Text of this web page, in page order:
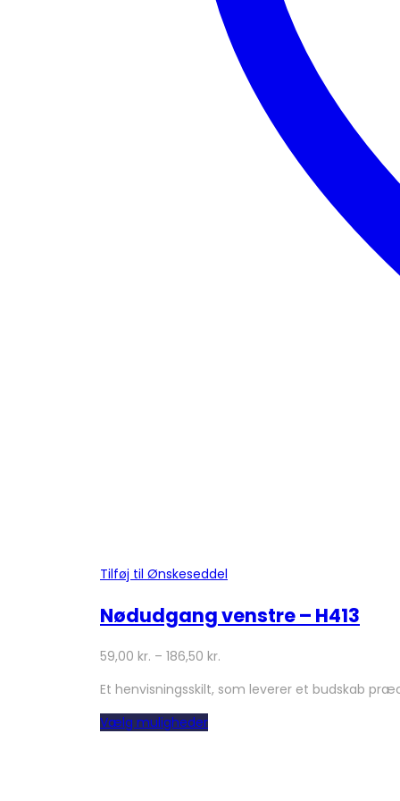
Tilføj til Ønskeseddel
Nødudgang venstre – H413
59,00 kr. – 186,50 kr.
Et henvisningsskilt, som leverer et budskab
Vælg mulighederDette